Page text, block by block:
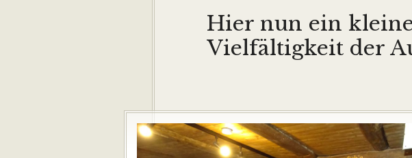
Hier nun ein
Vielfältigkeit der